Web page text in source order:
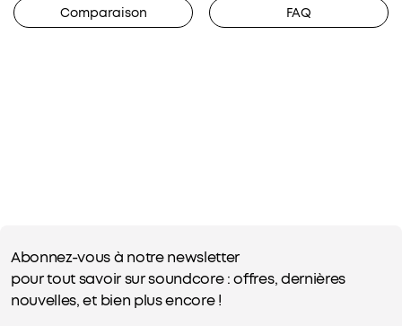
Comparaison FAQ
Abonnez-vous à notre newsletter
pour tout savoir sur soundcore : offres, dernières
nouvelles, et bien plus encore !